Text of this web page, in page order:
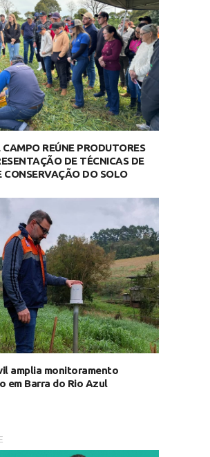
CAMPO REÚNE PRODUTORES
DE TÉCNICAS DE
CONSERVAÇÃO DO SOLO
amplia monitoramento
em Barra do Rio Azul